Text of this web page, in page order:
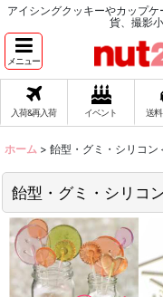
アイシングクッキーやカップ
貨、撮影
メニュー
入荷&再入荷 イベント 送料
ホーム > 飴型・グミ・シリコン
飴型・グミ・シリコ